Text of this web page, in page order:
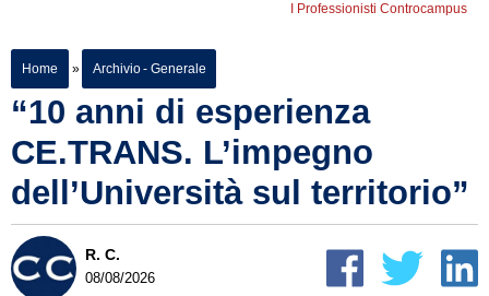
I Professionisti Controcampus
Home » Archivio - Generale
“10 anni di esperienza
CE.TRANS. L’impegno
dell’Università sul territorio”
R. C.
08/08/2026